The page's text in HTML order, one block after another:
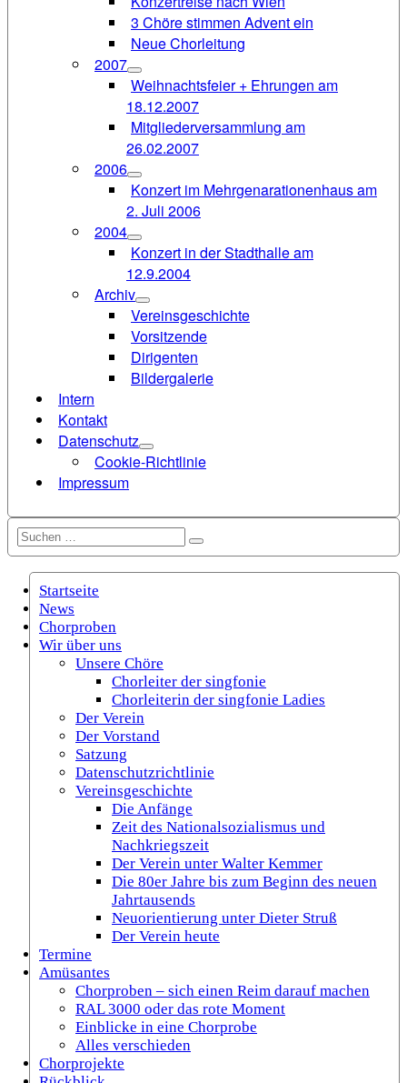
3 Chöre stimmen Advent ein
Neue Chorleitung
2007
Weihnachtsfeier + Ehrungen am
18.12.2007
Mitgliederversammlung am
26.02.2007
2006
Konzert im Mehrgenarationenhaus am
2. Juli 2006
2004
Konzert in der Stadthalle am
12.9.2004
Archiv
Vereinsgeschichte
Vorsitzende
Dirigenten
Bildergalerie
Intern
Kontakt
Datenschutz
Cookie-Richtlinie
Impressum
Suchen
nach:
Suchen
Startseite
News
Chorproben
Wir über uns
Unsere Chöre
Chorleiter der singfonie
Chorleiterin der singfonie Ladies
Der Verein
Der Vorstand
Satzung
Datenschutzrichtlinie
Vereinsgeschichte
Die Anfänge
Zeit des Nationalsozialismus und
Nachkriegszeit
Der Verein unter Walter Kemmer
Die 80er Jahre bis zum Beginn des neuen
Jahrtausends
Neuorientierung unter Dieter Struß
Der Verein heute
Termine
Amüsantes
Chorproben – sich einen Reim darauf machen
RAL 3000 oder das rote Moment
Einblicke in eine Chorprobe
Alles verschieden
Chorprojekte